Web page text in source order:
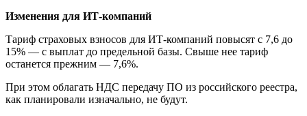
Изменения для ИТ-компаний
Тариф страховых взносов для ИТ-компаний повысят с 7,6 до
15% — с выплат до предельной базы. Свыше нее тариф
останется прежним — 7,6%.
При этом облагать НДС передачу ПО из российского реестра,
как планировали изначально, не будут.